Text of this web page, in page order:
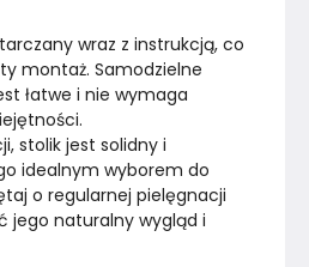
wraz z instrukcją, co
montaż. Samodzielne
łatwe i nie wymaga
stolik jest solidny i
idealnym wyborem do
o regularnej pielęgnacji
jego naturalny wygląd i